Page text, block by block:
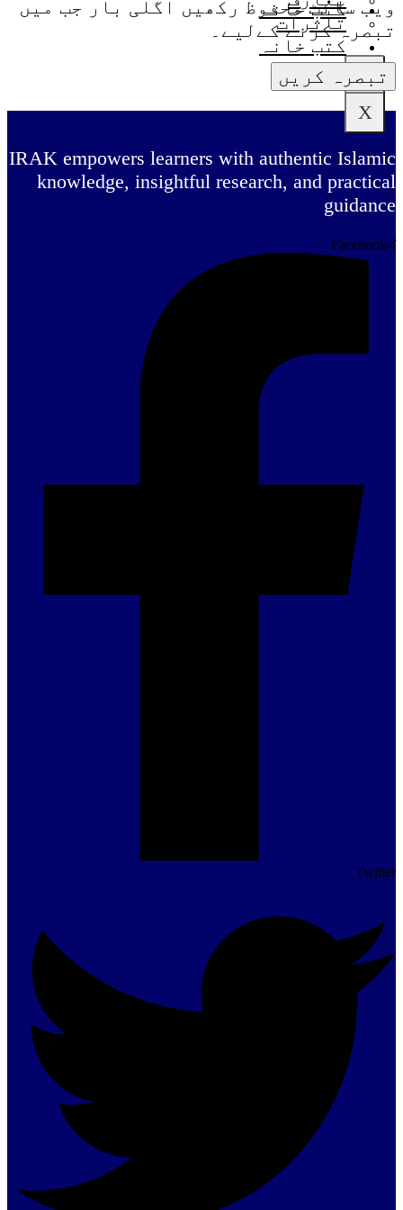
کتب خانہ
X
تاثرات
کتب خانہ
X
ویب سائٹ محفوظ رکھیں اگلی بار جب میں
تبصرہ کرنے کےلیے۔
IRAK empowers learners with authentic Islamic
knowledge, insightful research, and practical
guidance
Facebook-f
Twitter